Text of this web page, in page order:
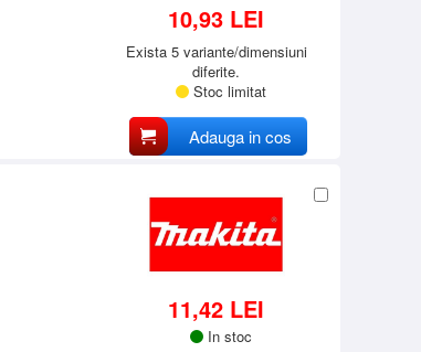
10,93 LEI
Exista 5 variante/dimensiuni
diferite.
Stoc limitat
Adauga in cos
11,42 LEI
In stoc